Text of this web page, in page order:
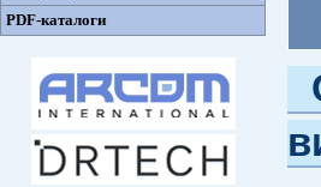
PDF-каталоги